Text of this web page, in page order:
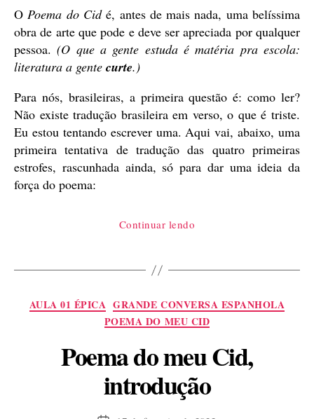
OPoema do Cidé, antes de mais nada, uma belíssima
obra de arte que pode e deve ser apreciada por qualquer
pessoa. (O que a gente estuda é matéria pra escola:
literatura a gente curte.)
Para nós, brasileiras, a primeira questão é: como ler?
Não existe tradução brasileira em verso, o que é triste.
Eu estou tentando escrever uma. Aqui vai, abaixo, uma
primeira tentativa de tradução das quatro primeiras
estrofes, rascunhada ainda, só para dar uma ideia da
força do poema:
Continuar lendo
meu
ler?”
Categorias
AULA 01 ÉPICA GRANDE CONVERSA ESPANHOLA
POEMA DO MEU CID
Poema do meu Cid,
introdução